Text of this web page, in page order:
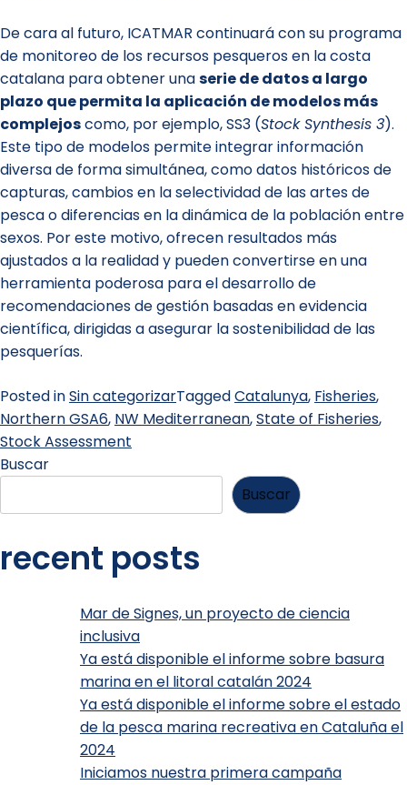
De cara al futuro, ICATMAR continuará con su programa
de monitoreo de los recursos pesqueros en la costa
catalana para obtener unaserie de datos a largo
plazo que permita la aplicación de modelos más
complejoscomo, por ejemplo, SS3 (Stock Synthesis 3).
Este tipo de modelos permite integrar información
diversa de forma simultánea, como datos históricos de
capturas, cambios en la selectividad de las artes de
pesca o diferencias en la dinámica de la población entre
sexos. Por este motivo, ofrecen resultados más
ajustados a la realidad y pueden convertirse en una
herramienta poderosa para el desarrollo de
recomendaciones de gestión basadas en evidencia
científica, dirigidas a asegurar la sostenibilidad de las
pesquerías.
Posted inSin categorizarTaggedCatalunya, Fisheries,
Northern GSA6, NW Mediterranean,State of Fisheries,
Stock Assessment
Buscar
Buscar
recent posts
Mar de Signes, un proyecto de ciencia
inclusiva
Ya está disponible el informe sobre basura
marina en el litoral catalán 2024
Ya está disponible el informe sobre el estado
de la pesca marina recreativa en Cataluña el
2024
Iniciamos nuestra primera campaña